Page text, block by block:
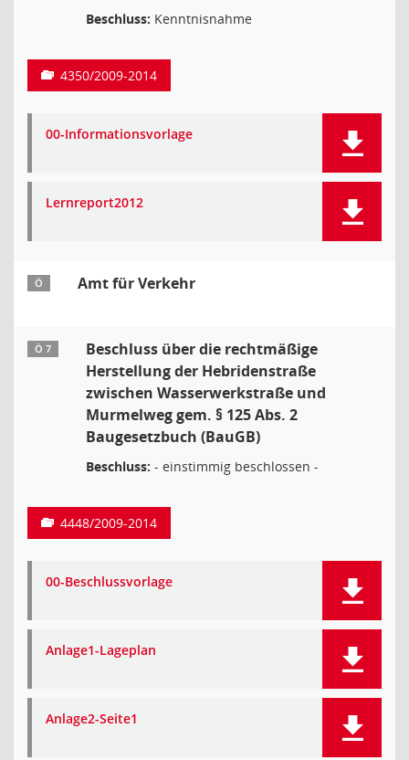
Beschluss: Kenntnisnahme
4350/2009-2014
00-Informationsvorlage
Lernreport2012
Ö Amt für Verkehr
Ö 7
Beschluss über die rechtmäßige
Herstellung der Hebridenstraße
zwischen Wasserwerkstraße und
Murmelweg gem. § 125 Abs. 2
Baugesetzbuch (BauGB)
Beschluss: - einstimmig beschlossen -
4448/2009-2014
00-Beschlussvorlage
Anlage1-Lageplan
Anlage2-Seite1